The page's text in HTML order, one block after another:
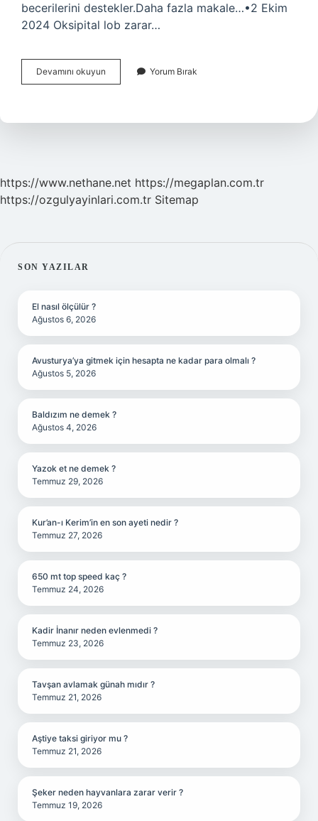
becerilerini destekler.Daha fazla makale…•2 Ekim
2024 Oksipital lob zarar…
Devamını okuyun
4
Yorum Bırak
https://www.nethane.net https://megaplan.com.tr
https://ozgulyayinlari.com.tr Sitemap
SIDEBAR
SON YAZILAR
El nasıl ölçülür ?
Ağustos 6, 2026
Avusturya’ya gitmek için hesapta ne kadar para olmalı ?
Ağustos 5, 2026
Baldızım ne demek ?
Ağustos 4, 2026
Yazok et ne demek ?
Temmuz 29, 2026
Kur’an-ı Kerim’in en son ayeti nedir ?
Temmuz 27, 2026
650 mt top speed kaç ?
Temmuz 24, 2026
Kadir İnanır neden evlenmedi ?
Temmuz 23, 2026
Tavşan avlamak günah mıdır ?
Temmuz 21, 2026
Aştiye taksi giriyor mu ?
Temmuz 21, 2026
Şeker neden hayvanlara zarar verir ?
Temmuz 19, 2026